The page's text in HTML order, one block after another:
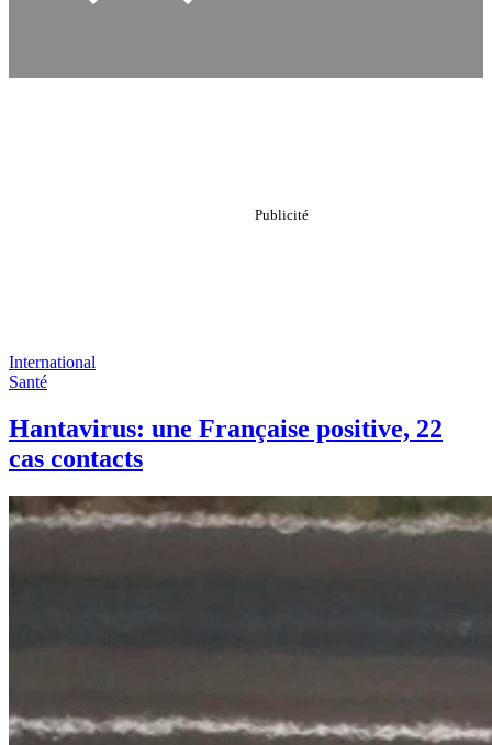
International
Santé
Hantavirus: une Française positive, 22
cas contacts